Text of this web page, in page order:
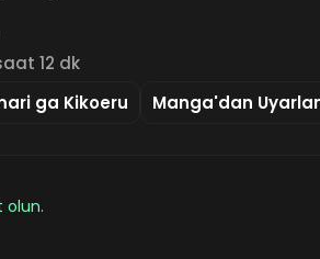
12 dk
ga Kikoeru
Manga'dan
olun.